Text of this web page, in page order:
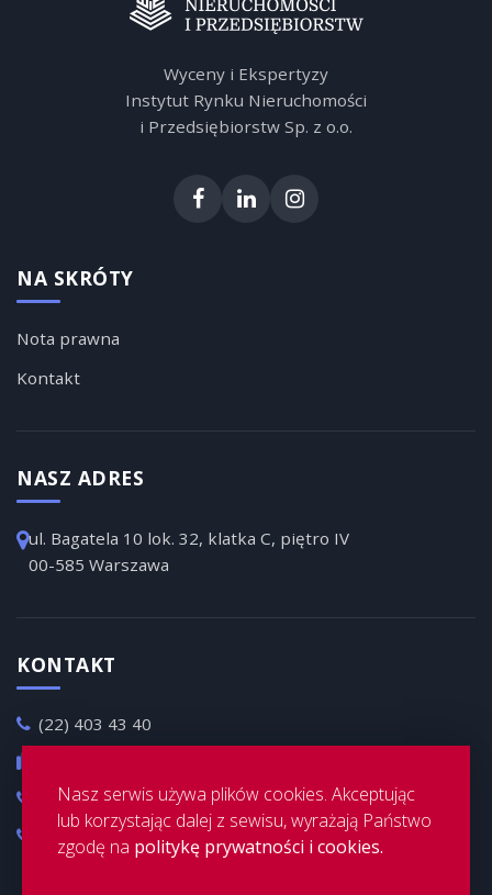
Wyceny i Ekspertyzy
Instytut Rynku Nieruchomości
i Przedsiębiorstw Sp. z o.o.
NA SKRÓTY
Nota prawna
Kontakt
NASZ ADRES
ul. Bagatela 10 lok. 32, klatka C, piętro IV
00-585 Warszawa
KONTAKT
(22) 403 43 40
+48 501 361 379
+48 504 198 488
Nasz serwis używa plików cookies. Akceptując
lub korzystając dalej z sewisu, wyrażają Państwo
zgodę na politykę prywatności i cookies.